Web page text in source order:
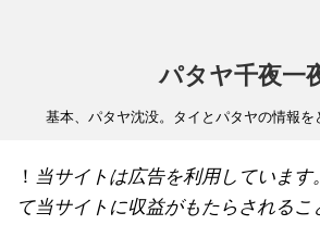
パタヤ千夜一
基本、パタヤ沈没。タイとパタヤの情報を
！ 当サイトは広告を利用しています
て当サイトに収益がもたらされるこ